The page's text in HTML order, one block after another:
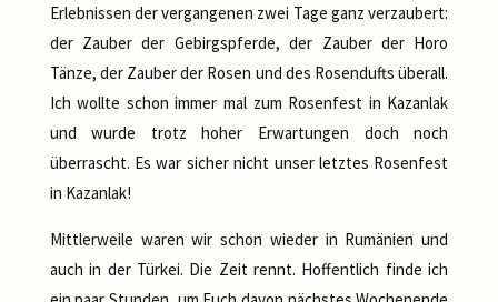
Erlebnissen der vergangenen zwei Tage ganz verzaubert:
der Zauber der Gebirgspferde, der Zauber der Horo
Tänze, der Zauber der Rosen und des Rosendufts überall.
Ich wollte schon immer mal zum Rosenfest in Kazanlak
und wurde trotz hoher Erwartungen doch noch
überrascht. Es war sicher nicht unser letztes Rosenfest
in Kazanlak!
Mittlerweile waren wir schon wieder in Rumänien und
auch in der Türkei. Die Zeit rennt. Hoffentlich finde ich